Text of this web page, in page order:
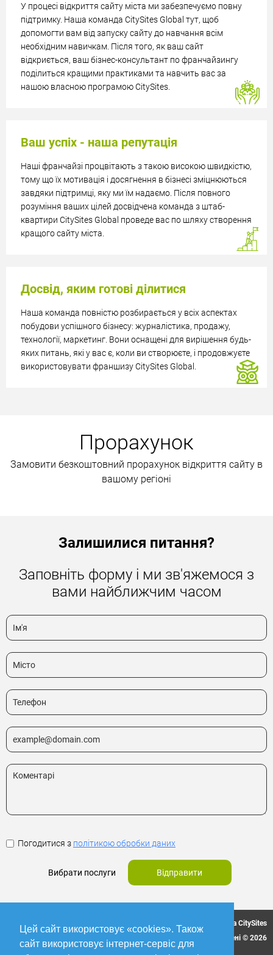
Цей сайт використовує «cookies». Також
сайт використовує інтернет-сервіс для
У процесі відкриття сайту міста ми забезпечуємо повну
підтримку. Наша команда CitySites Global тут, щоб
допомогти вам від запуску сайту до навчання всім
необхідним навичкам. Після того, як ваш сайт
відкриється, ваш бізнес-консультант по франчайзингу
поділиться кращими практиками та навчить вас за
нашою власною програмою CitySites.
Ваш успіх - наша репутація
Наші франчайзі процвітають з такою високою швидкістю,
тому що їх мотивація і досягнення в бізнесі зміцнюються
завдяки підтримці, яку ми їм надаємо. Після повного
розуміння ваших цілей досвідчена команда з штаб-
квартири CitySites Global проведе вас по шляху створення
кращого сайту міста.
Досвід, яким готові ділитися
Наша команда повністю розбирається у всіх аспектах
побудови успішного бізнесу: журналістика, продажу,
технології, маркетинг. Вони оснащені для вирішення будь-
яких питань, які у вас є, коли ви створюєте, і продовжуєте
використовувати франшизу CitySites Global.
Прорахунок
Замовити безкоштовний прорахунок відкриття сайту в
вашому регіоні
Залишилися питання?
Заповніть форму і ми зв'яжемося з
вами найближчим часом
Погодитися з політикою обробки даних
Вибрати послуги Відправити
Мережа CitySites
Всі права захищені © 2026